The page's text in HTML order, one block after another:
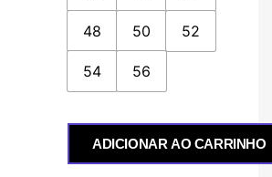
48 50 52
54 56
ADICIONAR AO CARRINHO